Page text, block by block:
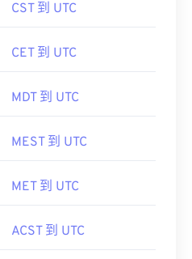
CST 到 UTC
CET 到 UTC
MDT 到 UTC
MEST 到 UTC
MET 到 UTC
ACST 到 UTC